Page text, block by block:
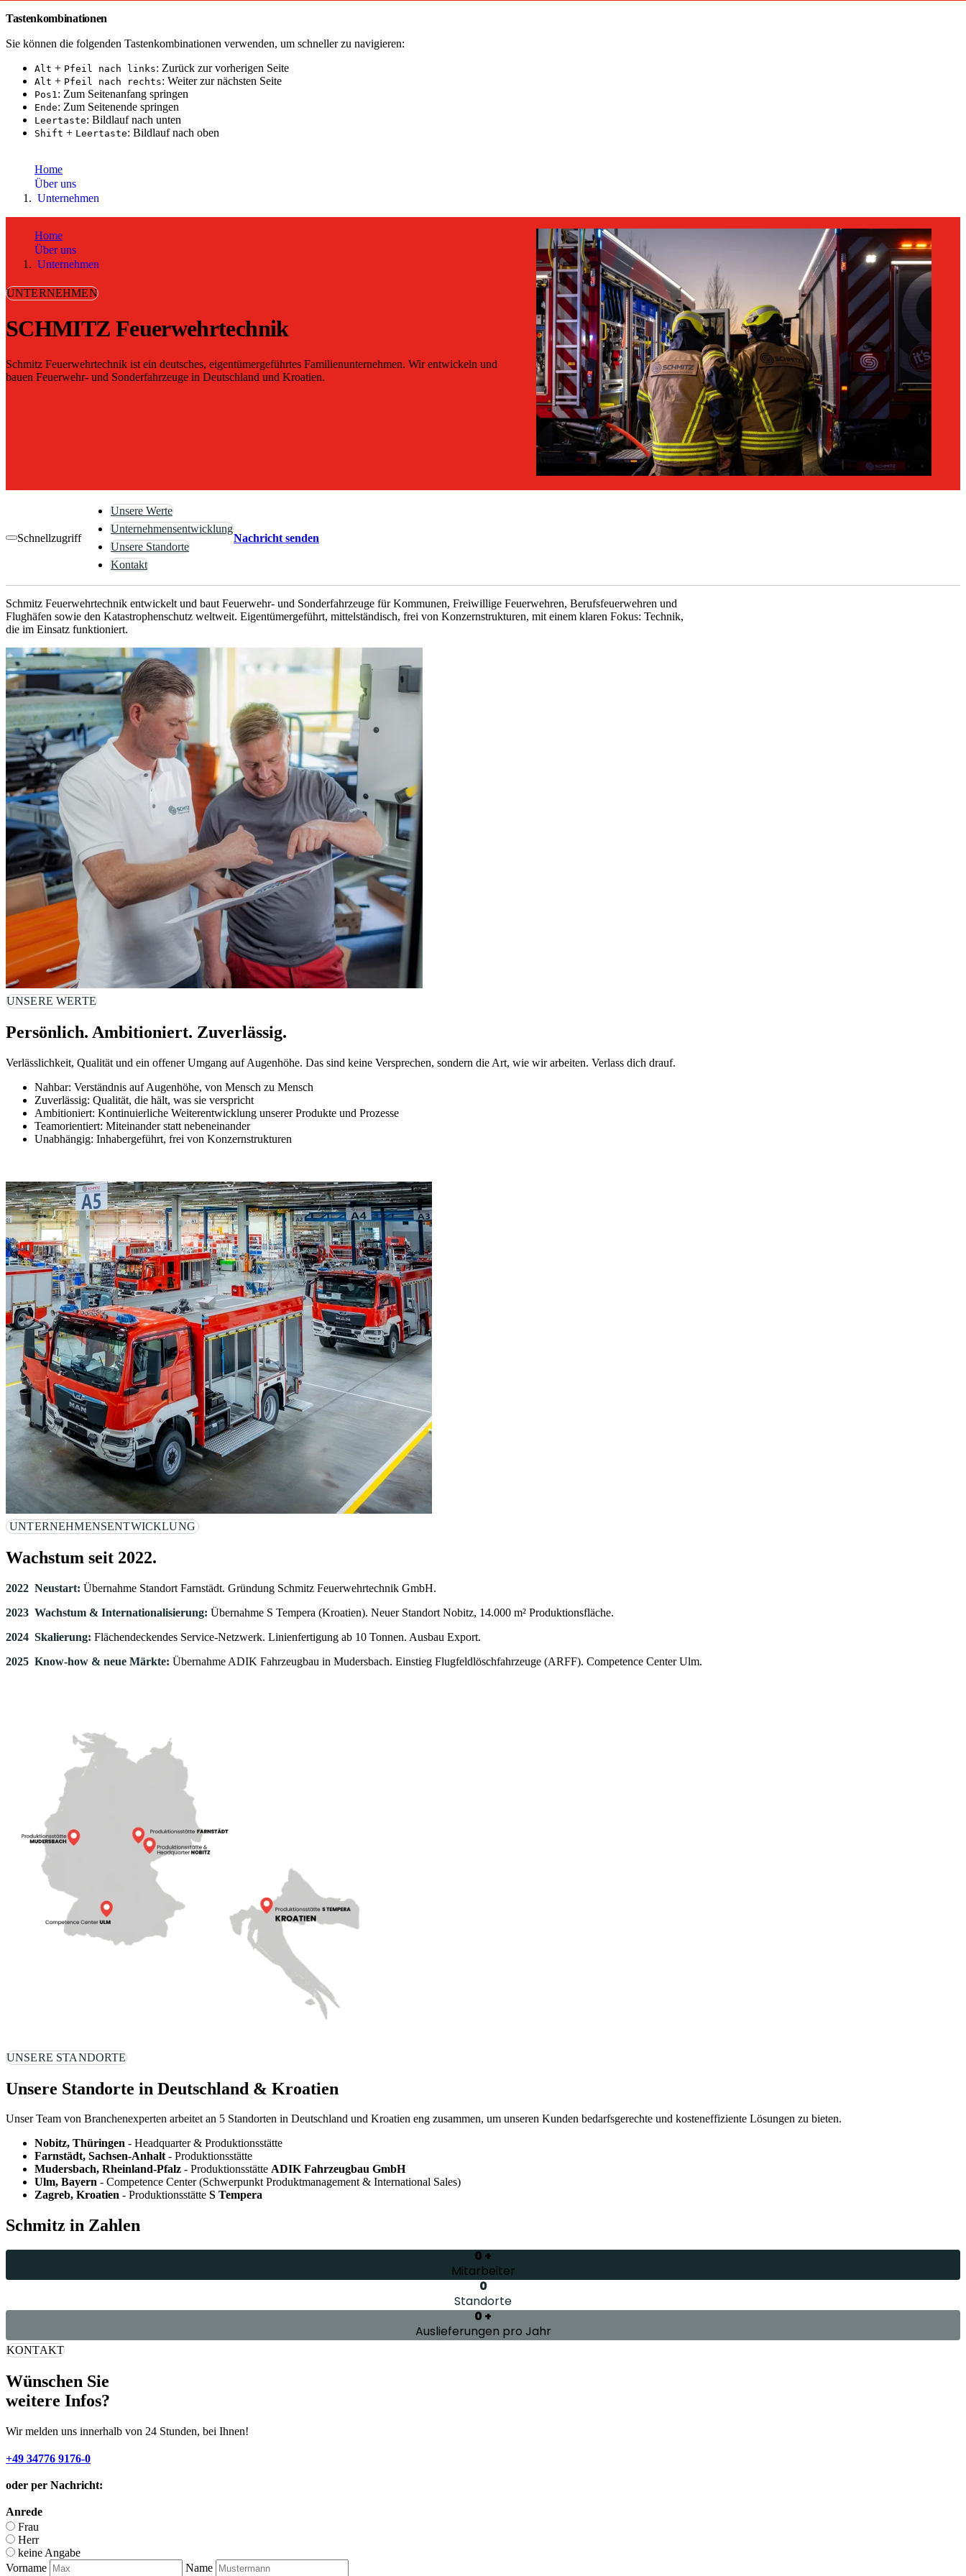
Tastenkombinationen
Sie können die folgenden Tastenkombinationen verwenden, um schneller zu navigieren:
Alt + Pfeil nach links: Zurück zur vorherigen Seite
Alt + Pfeil nach rechts: Weiter zur nächsten Seite
Pos1: Zum Seitenanfang springen
Ende: Zum Seitenende springen
Leertaste: Bildlauf nach unten
Shift + Leertaste: Bildlauf nach oben
Home
Über uns
Unternehmen
Home
Über uns
Unternehmen
UNTERNEHMEN
SCHMITZ Feuerwehrtechnik
Schmitz Feuerwehrtechnik ist ein deutsches, eigentümergeführtes Familienunternehmen. Wir entwickeln und
bauen Feuerwehr- und Sonderfahrzeuge in Deutschland und Kroatien.
Schnellzugriff
Unsere Werte
Unternehmensentwicklung
Unsere Standorte
Kontakt
Nachricht senden
Schmitz Feuerwehrtechnik entwickelt und baut Feuerwehr- und Sonderfahrzeuge für Kommunen, Freiwillige Feuerwehren, Berufsfeuerwehren und
Flughäfen sowie den Katastrophenschutz weltweit. Eigentümergeführt, mittelständisch, frei von Konzernstrukturen, mit einem klaren Fokus: Technik,
die im Einsatz funktioniert.
UNSERE WERTE
Persönlich. Ambitioniert. Zuverlässig.
Verlässlichkeit, Qualität und ein offener Umgang auf Augenhöhe. Das sind keine Versprechen, sondern die Art, wie wir arbeiten. Verlass dich drauf.
Nahbar: Verständnis auf Augenhöhe, von Mensch zu Mensch
Zuverlässig: Qualität, die hält, was sie verspricht
Ambitioniert: Kontinuierliche Weiterentwicklung unserer Produkte und Prozesse
Teamorientiert: Miteinander statt nebeneinander
Unabhängig: Inhabergeführt, frei von Konzernstrukturen
UNTERNEHMENSENTWICKLUNG
Wachstum seit 2022.
2022 Neustart: Übernahme Standort Farnstädt. Gründung Schmitz Feuerwehrtechnik GmbH.
2023 Wachstum & Internationalisierung: Übernahme S Tempera (Kroatien). Neuer Standort Nobitz, 14.000 m² Produktionsfläche.
2024 Skalierung: Flächendeckendes Service-Netzwerk. Linienfertigung ab 10 Tonnen. Ausbau Export.
2025 Know-how & neue Märkte: Übernahme ADIK Fahrzeugbau in Mudersbach. Einstieg Flugfeldlöschfahrzeuge (ARFF). Competence Center Ulm.
UNSERE STANDORTE
Unsere Standorte in Deutschland & Kroatien
Unser Team von Branchenexperten arbeitet an 5 Standorten in Deutschland und Kroatien eng zusammen, um unseren Kunden bedarfsgerechte und kosteneffiziente Lösungen zu bieten.
Nobitz, Thüringen - Headquarter & Produktionsstätte
Farnstädt, Sachsen-Anhalt - Produktionsstätte
Mudersbach, Rheinland-Pfalz - Produktionsstätte ADIK Fahrzeugbau GmbH
Ulm, Bayern - Competence Center (Schwerpunkt Produktmanagement & International Sales)
Zagreb, Kroatien - Produktionsstätte S Tempera
Schmitz in Zahlen
0 +
Mitarbeiter
0
Standorte
0 +
Auslieferungen pro Jahr
KONTAKT
Wünschen Sie
weitere Infos?
Wir melden uns innerhalb von 24 Stunden, bei Ihnen!
+49 34776 9176-0
oder per Nachricht:
Anrede
Frau
Herr
keine Angabe
Vorname
Name